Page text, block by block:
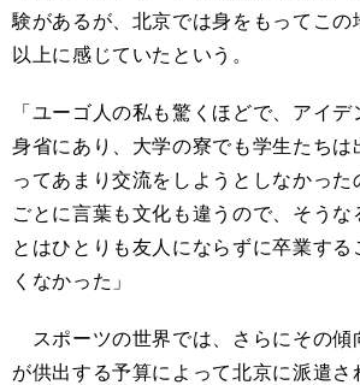
験があるが、北京では身をもってこの
以上に感じていたという。
「ユーゴ人の私も驚くほどで、アイ
身省にあり、大学の寮でも学生たちは
ってあまり交流をしようとしなかっ
ごとに言葉も文化も違うので、そうな
とはひとりも友人にならずに卒業する
くなかった」
スポーツの世界では、さらにその傾
が供出する予算によって北京に派遣さ